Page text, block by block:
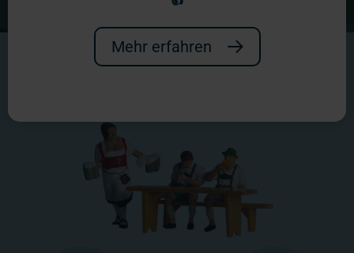
Mehr erfahren